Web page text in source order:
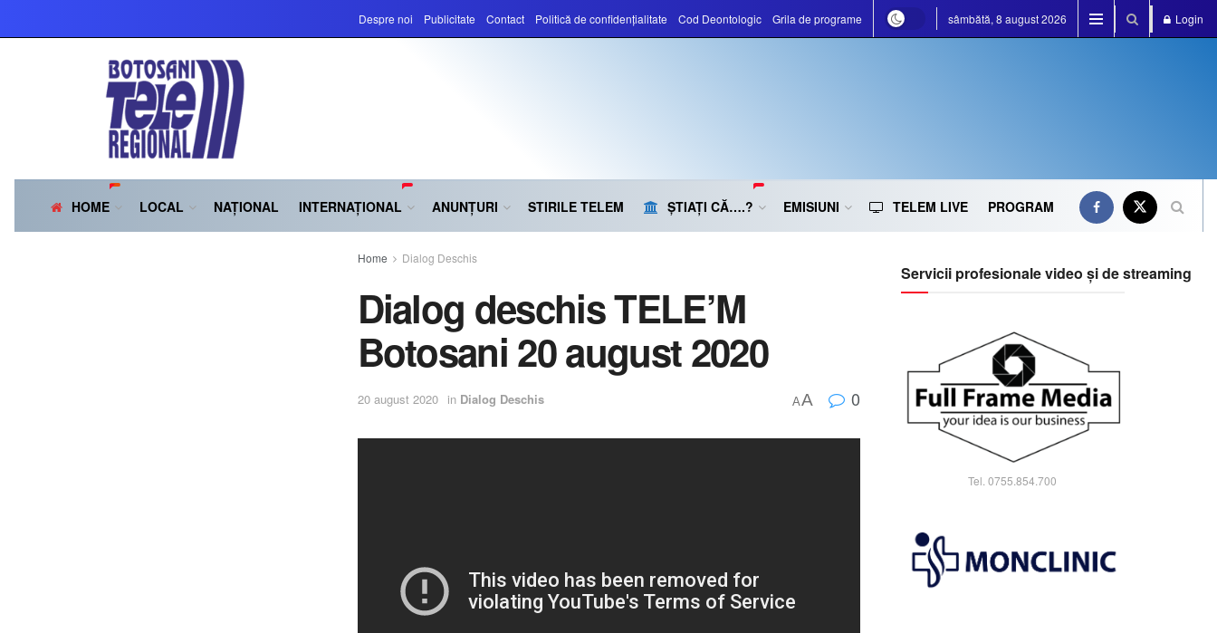
Despre noi Publicitate Contact Politică de confidențialitate Cod Deontologic Grila de programe sâmbătă, 8 august 2026 Login
HOME LOCAL NAȚIONAL INTERNAȚIONAL ANUNȚURI STIRILE TELEM ȘTIAȚI CĂ….? EMISIUNI TELEM LIVE PROGRAM
Home Dialog Deschis
Dialog deschis TELE’M
Botosani 20 august 2020
20 august 2020 in Dialog Deschis AA 0
Servicii profesionale video și de streaming
Tel. 0755.854.700